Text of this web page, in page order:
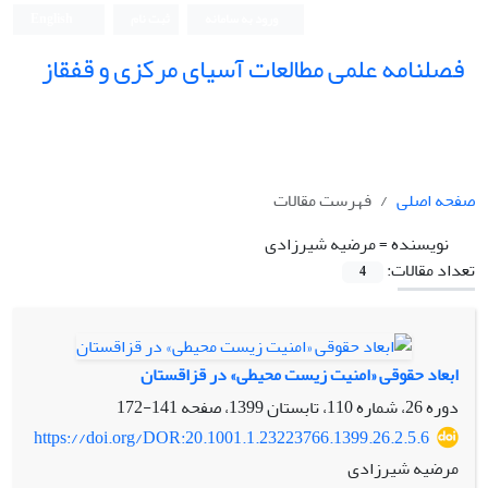
فصلنامه علمی مطالعات آسیای مرکزی و قفقاز
صفحه اصلی
فهرست مقالات
نویسنده =مرضیه شیرزادی
تعداد مقالات:
4
ابعاد حقوقی «امنیت زیست ‏محیطی» در قزاقستان
دوره 26، شماره 110، تابستان 1399، صفحه
141-172
https://doi.org/DOR:20.1001.1.23223766.1399.26.2.5.6
مرضیه شیرزادی